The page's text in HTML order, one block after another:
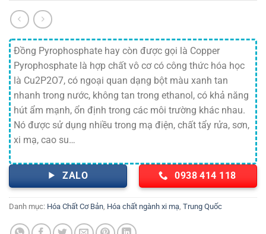
Đồng Pyrophosphate hay còn được gọi là Copper
Pyrophosphate là hợp chất vô cơ có công thức hóa học
là Cu2P2O7, có ngoại quan dạng bột màu xanh tan
nhanh trong nước, không tan trong ethanol, có khả năng
hút ẩm mạnh, ổn định trong các môi trường khác nhau.
Nó được sử dụng nhiều trong mạ điện, chất tẩy rửa, sơn,
xi mạ, cao su…
ZALO 0938 414 118
Danh mục: Hóa Chất Cơ Bản, Hóa chất ngành xi mạ, Trung Quốc